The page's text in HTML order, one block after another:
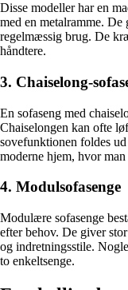
Disse modeller har en
med en metalramme.
regelmæssig brug. De
håndtere.
3. Chaiselong-
En sofaseng med
Chaiselongen kan ofte
sovefunktionen foldes
moderne hjem, hvor
4. Modulsofasenge
Modulære sofasenge
efter behov. De giver
og indretningsstile.
to enkeltsenge.